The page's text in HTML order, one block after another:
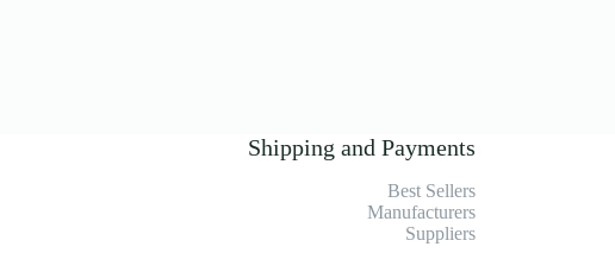
Shipping and Payments
Best Sellers
Manufacturers
Suppliers